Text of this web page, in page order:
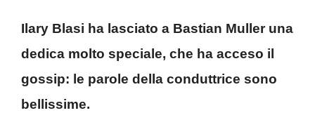
Ilary Blasi ha lasciato a Bastian Muller una
dedica molto speciale, che ha acceso il
gossip: le parole della conduttrice sono
bellissime.